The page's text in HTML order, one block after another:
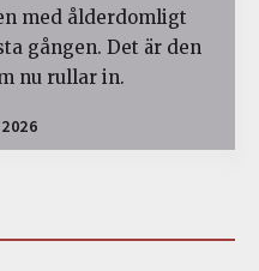
med ålderdomligt
gången. Det är den
nu rullar in.